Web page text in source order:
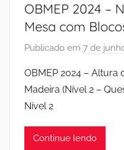
OBMEP 2024 –
Mesa com
Publicado em 7 de
OBMEP 2024 –
Madeira (Nível 2 –
Nível 2
Continue lendo